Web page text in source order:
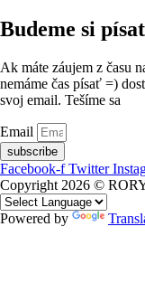
Budeme si
Ak máte záujem z času
nemáme čas písať =)
svoj email. Tešíme sa
Email
subscribe
Facebook-f Twitter
Copyright 2026 ©
Powered by